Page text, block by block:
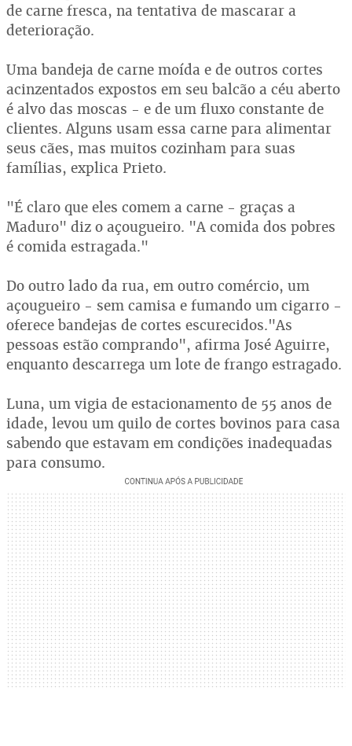
de carne fresca, na tentativa de mascarar a
deterioração.
Uma bandeja de carne moída e de outros cortes
acinzentados expostos em seu balcão a céu aberto
é alvo das moscas - e de um fluxo constante de
clientes. Alguns usam essa carne para alimentar
seus cães, mas muitos cozinham para suas
famílias, explica Prieto.
"É claro que eles comem a carne - graças a
Maduro" diz o açougueiro. "A comida dos pobres
é comida estragada."
Do outro lado da rua, em outro comércio, um
açougueiro - sem camisa e fumando um cigarro -
oferece bandejas de cortes escurecidos."As
pessoas estão comprando", afirma José Aguirre,
enquanto descarrega um lote de frango estragado.
Luna, um vigia de estacionamento de 55 anos de
idade, levou um quilo de cortes bovinos para casa
sabendo que estavam em condições inadequadas
para consumo.